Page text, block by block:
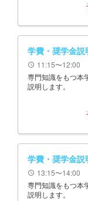
学費・奨学金
schedule 11:15〜12:00
専門知識をもつ本
説明します。
学費・奨学金
schedule 13:15〜14:00
専門知識をもつ本
説明します。